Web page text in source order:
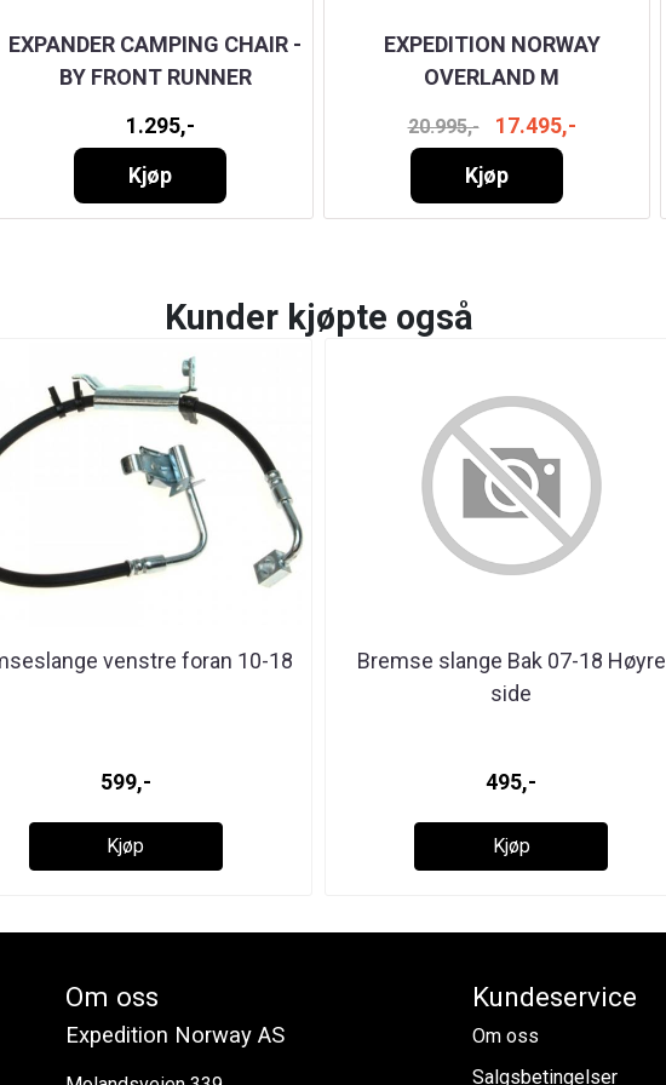
EXPANDER CAMPING CHAIR -
BY FRONT RUNNER
1.295,-
Kjøp
EXPEDITION NORWAY
OVERLAND M
20.995,- 17.495,-
Kjøp
Kunder kjøpte også
venstre foran 10-18
599,-
Kjøp
Bremse slange Bak 07-18 Høyre
side
495,-
Kjøp
Om oss
Expedition Norway AS
Kundeservice
Om oss
Salgsbetingelser